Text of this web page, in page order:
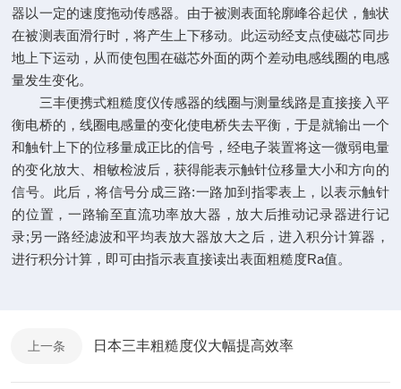
器以一定的速度拖动传感器。由于被测表面轮廓峰谷起伏，触状
在被测表面滑行时，将产生上下移动。此运动经支点使磁芯同步
地上下运动，从而使包围在磁芯外面的两个差动电感线圈的电感
量发生变化。
三丰便携式粗糙度仪传感器的线圈与测量线路是直接接入平
衡电桥的，线圈电感量的变化使电桥失去平衡，于是就输出一个
和触针上下的位移量成正比的信号，经电子装置将这一微弱电量
的变化放大、相敏检波后，获得能表示触针位移量大小和方向的
信号。此后，将信号分成三路:一路加到指零表上，以表示触针
的位置，一路输至直流功率放大器，放大后推动记录器进行记
录;另一路经滤波和平均表放大器放大之后，进入积分计算器，
进行积分计算，即可由指示表直接读出表面粗糙度Ra值。
上一条 日本三丰粗糙度仪大幅提高效率